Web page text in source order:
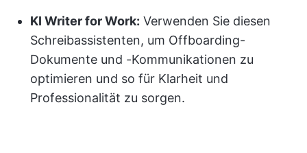
KI Writer for Work: Verwenden Sie diesen
Schreibassistenten, um Offboarding-
Dokumente und -Kommunikationen zu
optimieren und so für Klarheit und
Professionalität zu sorgen.